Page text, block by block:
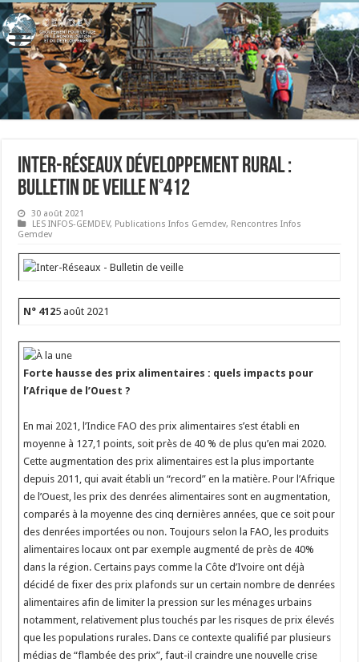
Inter-Réseaux Développement Rural :
Bulletin de veille n°412
30 août 2021
LES INFOS-GEMDEV, Publications Infos Gemdev, Rencontres Infos
Gemdev
N° 4125 août 2021
Forte hausse des prix alimentaires : quels impacts pour
l’Afrique de l’Ouest ?
En mai 2021, l’Indice FAO des prix alimentaires s’est établi en
moyenne à 127,1 points, soit près de 40 % de plus qu’en mai 2020.
Cette augmentation des prix alimentaires est la plus importante
depuis 2011, qui avait établi un “record” en la matière. Pour l’Afrique
de l’Ouest, les prix des denrées alimentaires sont en augmentation,
comparés à la moyenne des cinq dernières années, que ce soit pour
des denrées importées ou non. Toujours selon la FAO, les produits
alimentaires locaux ont par exemple augmenté de près de 40%
dans la région. Certains pays comme la Côte d’Ivoire ont déjà
décidé de fixer des prix plafonds sur un certain nombre de denrées
alimentaires afin de limiter la pression sur les ménages urbains
notamment, relativement plus touchés par les risques de prix élevés
que les populations rurales. Dans ce contexte qualifié par plusieurs
médias de “flambée des prix”, faut-il craindre une nouvelle crise